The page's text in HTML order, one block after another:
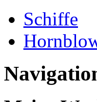
Schiffe